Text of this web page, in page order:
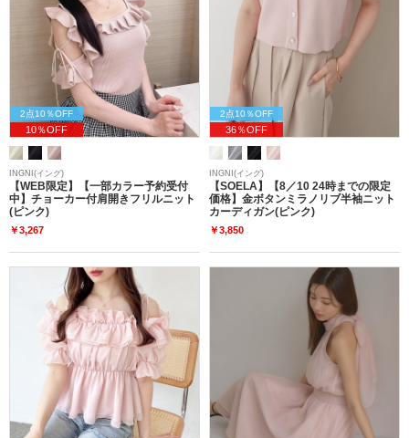
2点10％OFF
10％OFF
INGNI(イング)
【WEB限定】【一部カラー予約受付
中】チョーカー付肩開きフリルニット
(ピンク)
￥3,267
2点10％OFF
36％OFF
INGNI(イング)
【SOELA】【8／10 24時までの限定
価格】金ボタンミラノリブ半袖ニット
カーディガン(ピンク)
￥3,850